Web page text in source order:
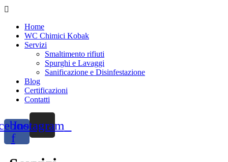
Menu
Home
WC Chimici Kobak
Servizi
Smaltimento rifiuti
Spurghi e Lavaggi
Sanificazione e Disinfestazione
Blog
Certificazioni
Contatti
f
Instagram